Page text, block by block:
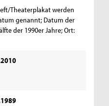
Theaterplakat werden
genannt; Datum der
der 1990er Jahre; Ort: